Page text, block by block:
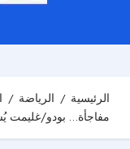
الرئيسية الرياضة
مفاجأة… بودو/غليمت